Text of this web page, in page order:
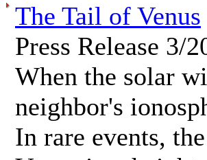
The Tail of Venus
Press Release 3/
When the solar
neighbor's
In rare events,